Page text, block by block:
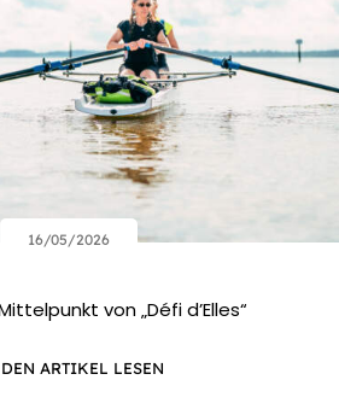
16/05/2026
von „Défi d’Elles“
DEN ARTIKEL LESEN